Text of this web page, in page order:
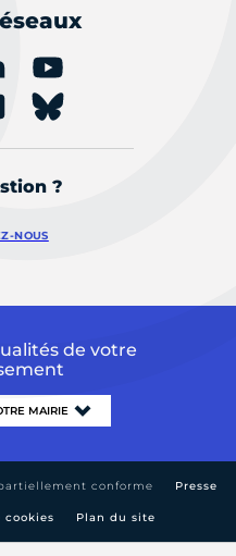
?
NOUS
de votre
conforme Presse
cookies Plan du site